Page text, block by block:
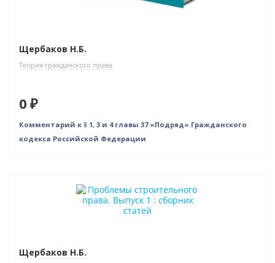
Щербаков Н.Б.
Теория гражданского права
0 ₽
Комментарий к § 1, 3 и 4 главы 37 «Подряд» Гражданского
кодекса Российской Федерации
Щербаков Н.Б.